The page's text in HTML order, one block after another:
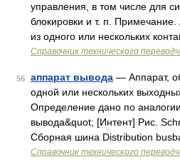
управления, в том числе для
блокировки и т. п.
из одного или нескольких
Справочник технического
56 аппарат вывода — Аппарат,
одной или нескольких
Определение дано по
вывода&quot; [Интент] Рис.
Сборная шина Distribution
Справочник технического